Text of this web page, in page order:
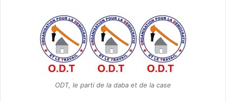
ODT, le parti de la daba et de la case